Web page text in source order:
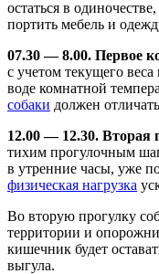
остаться в
портить мебель и
07.30 — 8.00. Первое
с учетом текущего
воде комнатной
собаки должен
12.00 — 12.30. Вторая
тихим прогулочным
в утренние часы, уже
физическая нагрузка
Во вторую прогулку
территории и
кишечник будет
выгула.